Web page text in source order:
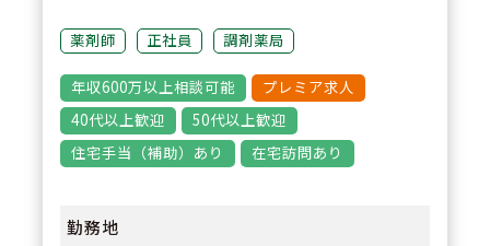
薬剤師 正社員 調剤薬局
年収600万以上相談可能
プレミア求人
40代以上歓迎
50代以上歓迎
住宅手当（補助）あり
在宅訪問あり
勤務地